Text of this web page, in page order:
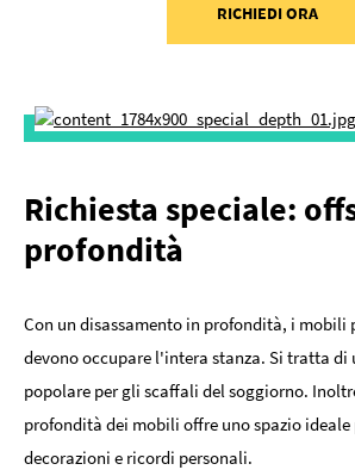
RICHIEDI ORA
Richiesta speciale:
profondità
Con un disassamento in profondità, i mobili
devono occupare l'intera stanza. Si tratta
popolare per gli scaffali del soggiorno.
profondità dei mobili offre uno spazio ideale
decorazioni e ricordi personali.